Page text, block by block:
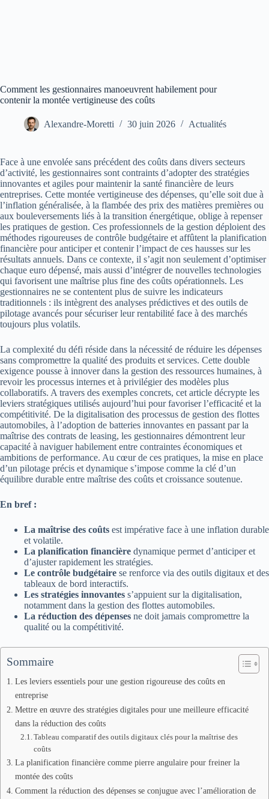
Comment les gestionnaires manoeuvrent habilement pour
contenir la montée vertigineuse des coûts
Alexandre-Moretti 30 juin 2026 Actualités
Face à une envolée sans précédent des coûts dans divers secteurs
d’activité, les gestionnaires sont contraints d’adopter des stratégies
innovantes et agiles pour maintenir la santé financière de leurs
entreprises. Cette montée vertigineuse des dépenses, qu’elle soit due à
l’inflation généralisée, à la flambée des prix des matières premières ou
aux bouleversements liés à la transition énergétique, oblige à repenser
les pratiques de gestion. Ces professionnels de la gestion déploient des
méthodes rigoureuses de contrôle budgétaire et affûtent la planification
financière pour anticiper et contenir l’impact de ces hausses sur les
résultats annuels. Dans ce contexte, il s’agit non seulement d’optimiser
chaque euro dépensé, mais aussi d’intégrer de nouvelles technologies
qui favorisent une maîtrise plus fine des coûts opérationnels. Les
gestionnaires ne se contentent plus de suivre les indicateurs
traditionnels : ils intègrent des analyses prédictives et des outils de
pilotage avancés pour sécuriser leur rentabilité face à des marchés
toujours plus volatils.
La complexité du défi réside dans la nécessité de réduire les dépenses
sans compromettre la qualité des produits et services. Cette double
exigence pousse à innover dans la gestion des ressources humaines, à
revoir les processus internes et à privilégier des modèles plus
collaboratifs. A travers des exemples concrets, cet article décrypte les
leviers stratégiques utilisés aujourd’hui pour favoriser l’efficacité et la
compétitivité. De la digitalisation des processus de gestion des flottes
automobiles, à l’adoption de batteries innovantes en passant par la
maîtrise des contrats de leasing, les gestionnaires démontrent leur
capacité à naviguer habilement entre contraintes économiques et
ambitions de performance. Au cœur de ces pratiques, la mise en place
d’un pilotage précis et dynamique s’impose comme la clé d’un
équilibre durable entre maîtrise des coûts et croissance soutenue.
En bref :
La maîtrise des coûts est impérative face à une inflation durable
et volatile.
La planification financière dynamique permet d’anticiper et
d’ajuster rapidement les stratégies.
Le contrôle budgétaire se renforce via des outils digitaux et des
tableaux de bord interactifs.
Les stratégies innovantes s’appuient sur la digitalisation,
notamment dans la gestion des flottes automobiles.
La réduction des dépenses ne doit jamais compromettre la
qualité ou la compétitivité.
Sommaire
Les leviers essentiels pour une gestion rigoureuse des coûts en
entreprise
Mettre en œuvre des stratégies digitales pour une meilleure efficacité
dans la réduction des coûts
Tableau comparatif des outils digitaux clés pour la maîtrise des
coûts
La planification financière comme pierre angulaire pour freiner la
montée des coûts
Comment la réduction des dépenses se conjugue avec l’amélioration de